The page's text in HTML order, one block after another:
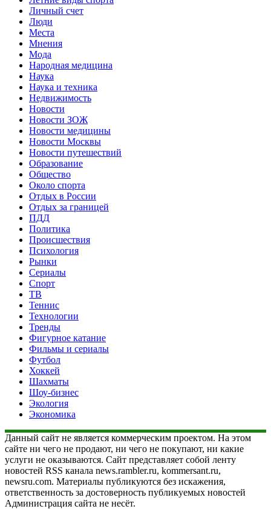
Личный счет
Люди
Места
Мнения
Мода
Народная медицина
Наука
Наука и техника
Недвижимость
Новости
Новости ЗОЖ
Новости медицины
Новости Москвы
Новости путешествий
Образование
Общество
Около спорта
Отдых в России
Отдых за границей
ПДД
Политика
Происшествия
Психология
Рынки
Сериалы
Спорт
ТВ
Теннис
Технологии
Тренды
Фигурное катание
Фильмы и сериалы
Футбол
Хоккей
Шахматы
Шоу-бизнес
Экология
Экономика
Данный сайт не является коммерческим проектом. На этом
сайте ни чего не продают, ни чего не покупают, ни какие
услуги не оказываются. Сайт представляет собой ленту
новостей RSS канала news.rambler.ru, kommersant.ru,
newsru.com. Материалы публикуются без искажения,
ответственность за достоверность публикуемых новостей
Администрация сайта не несёт.